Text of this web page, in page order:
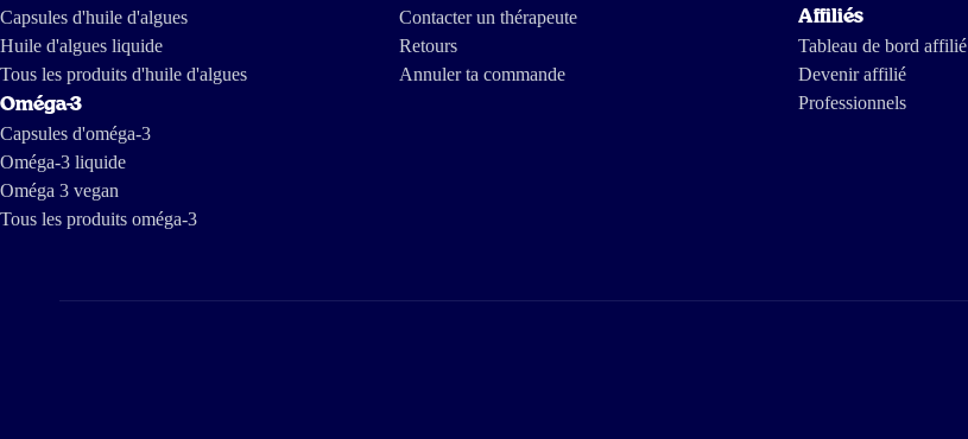
Capsules d'huile d'algues
Huile d'algues liquide
Tous les produits d'huile d'algues
Oméga-3
Capsules d'oméga-3
Oméga-3 liquide
Oméga 3 vegan
Tous les produits oméga-3
Contacter un thérapeute
Retours
Annuler ta commande
Affiliés
Tableau de bord affilié
Devenir affilié
Professionnels